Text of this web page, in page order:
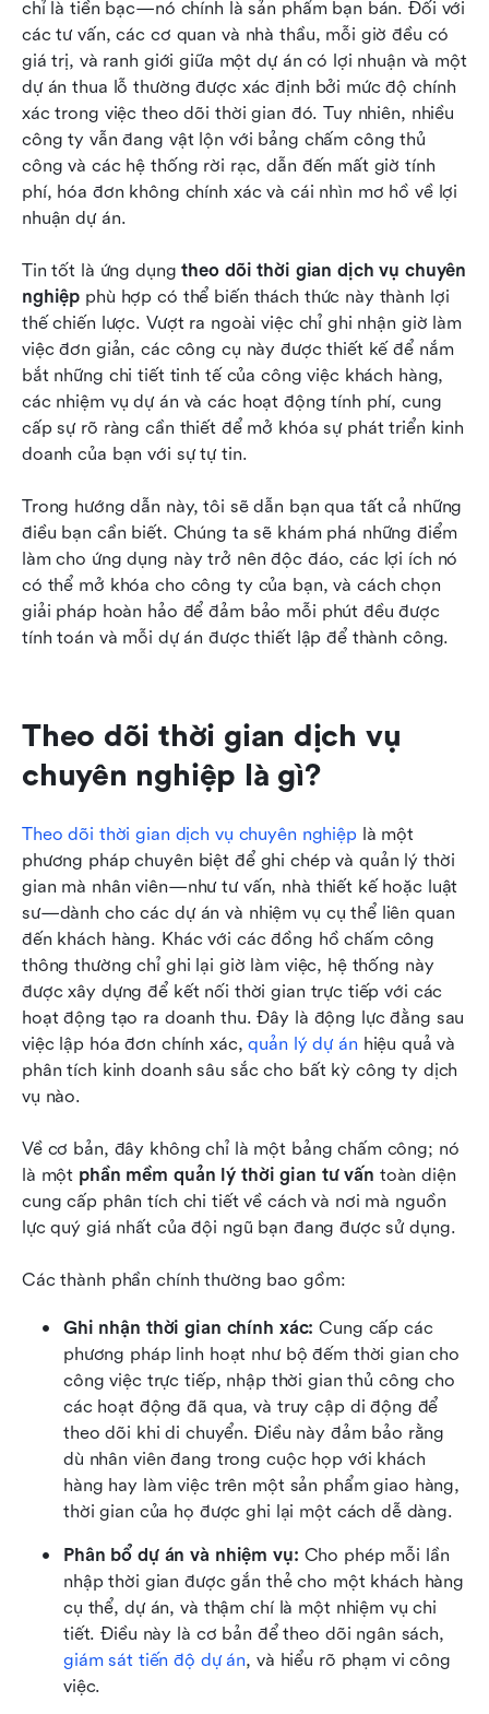
chỉ là tiền bạc—nó chính là sản phẩm bạn bán. Đối với
các tư vấn, các cơ quan và nhà thầu, mỗi giờ đều có
giá trị, và ranh giới giữa một dự án có lợi nhuận và một
dự án thua lỗ thường được xác định bởi mức độ chính
xác trong việc theo dõi thời gian đó. Tuy nhiên, nhiều
công ty vẫn đang vật lộn với bảng chấm công thủ
công và các hệ thống rời rạc, dẫn đến mất giờ tính
phí, hóa đơn không chính xác và cái nhìn mơ hồ về lợi
nhuận dự án.
Tin tốt là ứng dụng theo dõi thời gian dịch vụ chuyên
nghiệp phù hợp có thể biến thách thức này thành lợi
thế chiến lược. Vượt ra ngoài việc chỉ ghi nhận giờ làm
việc đơn giản, các công cụ này được thiết kế để nắm
bắt những chi tiết tinh tế của công việc khách hàng,
các nhiệm vụ dự án và các hoạt động tính phí, cung
cấp sự rõ ràng cần thiết để mở khóa sự phát triển kinh
doanh của bạn với sự tự tin.
Trong hướng dẫn này, tôi sẽ dẫn bạn qua tất cả những
điều bạn cần biết. Chúng ta sẽ khám phá những điểm
làm cho ứng dụng này trở nên độc đáo, các lợi ích nó
có thể mở khóa cho công ty của bạn, và cách chọn
giải pháp hoàn hảo để đảm bảo mỗi phút đều được
tính toán và mỗi dự án được thiết lập để thành công.
Theo dõi thời gian dịch vụ
chuyên nghiệp là gì?
Theo dõi thời gian dịch vụ chuyên nghiệp là một
phương pháp chuyên biệt để ghi chép và quản lý thời
gian mà nhân viên—như tư vấn, nhà thiết kế hoặc luật
sư—dành cho các dự án và nhiệm vụ cụ thể liên quan
đến khách hàng. Khác với các đồng hồ chấm công
thông thường chỉ ghi lại giờ làm việc, hệ thống này
được xây dựng để kết nối thời gian trực tiếp với các
hoạt động tạo ra doanh thu. Đây là động lực đằng sau
việc lập hóa đơn chính xác, quản lý dự án hiệu quả và
phân tích kinh doanh sâu sắc cho bất kỳ công ty dịch
vụ nào.
Về cơ bản, đây không chỉ là một bảng chấm công; nó
là một phần mềm quản lý thời gian tư vấn toàn diện
cung cấp phân tích chi tiết về cách và nơi mà nguồn
lực quý giá nhất của đội ngũ bạn đang được sử dụng.
Các thành phần chính thường bao gồm:
Ghi nhận thời gian chính xác: Cung cấp các
phương pháp linh hoạt như bộ đếm thời gian cho
công việc trực tiếp, nhập thời gian thủ công cho
các hoạt động đã qua, và truy cập di động để
theo dõi khi di chuyển. Điều này đảm bảo rằng
dù nhân viên đang trong cuộc họp với khách
hàng hay làm việc trên một sản phẩm giao hàng,
thời gian của họ được ghi lại một cách dễ dàng.
Phân bổ dự án và nhiệm vụ: Cho phép mỗi lần
nhập thời gian được gắn thẻ cho một khách hàng
cụ thể, dự án, và thậm chí là một nhiệm vụ chi
giám sát tiến độ dự án, và hiểu rõ phạm vi công
việc.
6 phần mềm theo dõi thời gian dịch vụ chuyên
nghiệp tốt nhất năm 2026
Những thách thức phổ biến mà các dịch vụ
chuyên nghiệp gặp phải với việc theo dõi thời
gian
Lark nâng cao cách bạn theo dõi thời gian dịch
vụ chuyên nghiệp của mình
Kết luận
Câu hỏi thường gặp
Đọc thêm